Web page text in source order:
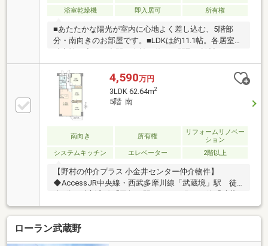
浴室乾燥機
即入居可 所有権
■あたたかな陽光が室内に心地よく差し込む、5階部
分・南向きのお部屋です。■LDKは約11.1帖。各居室の
■キッチン、浴室、洗面台、トイレなど、気になる水
回り設備もすべて新規交換済み。■JR中央線・西武多
摩川線「武蔵境」駅徒歩5分。主要駅へスムーズにア
クセス可能。■鉄筋コンクリート造7階建、総戸数70戸
のマンション。安心の全部委託管理です。■現在は空
室となっており、お客様のご都合に合わせて即日のご
見学も承っております。
4,590万円
3LDK 62.64m2
5階 南
南向き 所有権
リフォームリノベー
ション
システムキッチン
エレベーター 2階以上
【野村の仲介プラス 小金井センター仲介物件】
◆AccessJR中央線・西武多摩川線「武蔵境」駅 徒
境駅」停 徒歩7分◆Pointリビングを見渡せる対面式
システムキッチン全居室に収納有南側バルコニー日当
たり良好小・中学校徒歩10分圏内◆リフォーム内容＜
2026年9月完成予定＞システムキッチン 食洗機付ユニ
ローラン武蔵野